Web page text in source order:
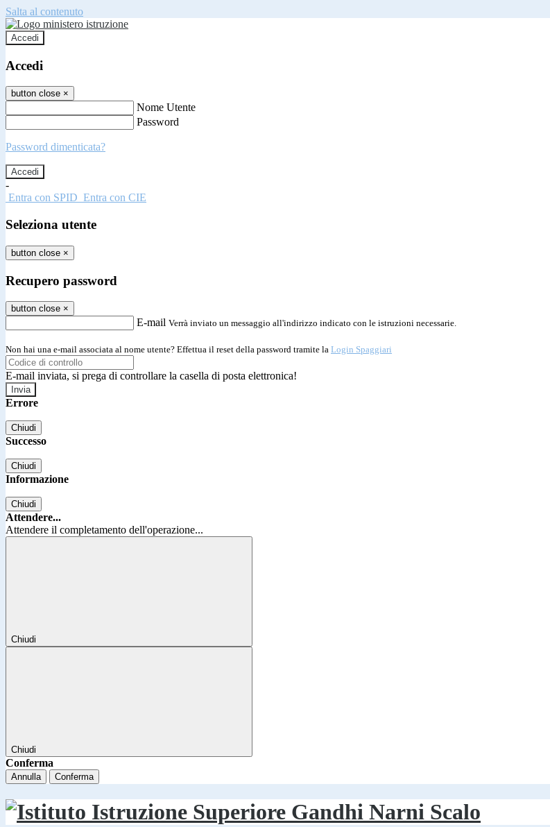
Salta al contenuto
Accedi
Accedi
button close ×
Nome Utente
Password
Password dimenticata?
-
Entra con SPID Entra con CIE
Seleziona utente
button close ×
Recupero password
button close ×
E-mail Verrà inviato un messaggio all'indirizzo indicato con le istruzioni necessarie.
Non hai una e-mail associata al nome utente? Effettua il reset della password tramite la Login Spaggiari
E-mail inviata, si prega di controllare la casella di posta elettronica!
Errore
Chiudi
Successo
Chiudi
Informazione
Chiudi
Attendere...
Attendere il completamento dell'operazione...
Chiudi
Chiudi
Conferma
Annulla Conferma